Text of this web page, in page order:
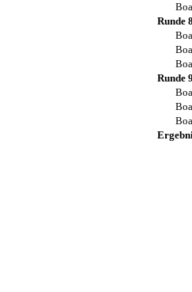
Runde 8
Runde 9